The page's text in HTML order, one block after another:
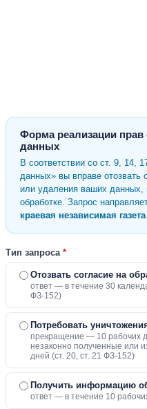
Форма реализации прав
данных
В соответствии со ст. 9, 14,
данных» вы вправе отозвать
или удаления ваших
обработке. Запрос
краевая независимая газета.
Тип запроса *
Отозвать согласие на
ответ — в течение 30
ФЗ-152)
Потребовать
прекращение — 10 рабочих
незаконно полученные или
дней (ст. 20, ст. 21 ФЗ-152)
Получить информацию
ответ — в течение 10